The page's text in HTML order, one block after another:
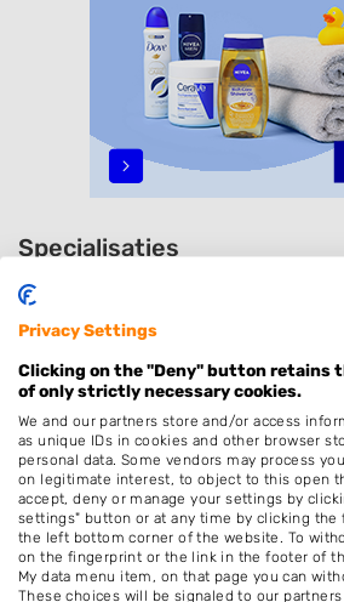
Specialisaties
Zonder Afspraak
Kleuren
Hairextensions
Keratine behandeling
Bruidskapsel
Make-up & Visagie
Schoonheidssalon
Permanenten
Privacy Settings
Clicking on the "Deny" button retains
of only strictly necessary cookies.
We and our partners store and/or access
as unique IDs in cookies and other browser
personal data. Some vendors may process
on legitimate interest, to object to this open
accept, deny or manage your settings by
settings" button or at any time by clicking
the left bottom corner of the website. To
on the fingerprint or the link in the footer of
My data menu item, on that page you can
These choices will be signaled to our